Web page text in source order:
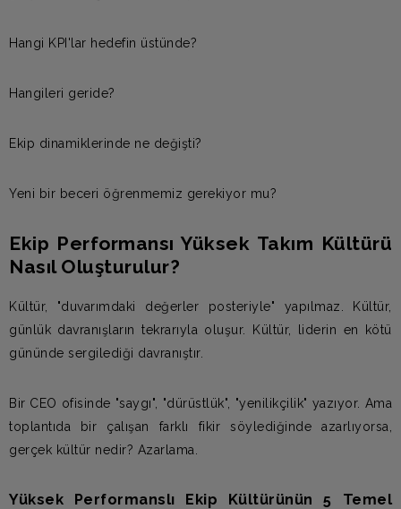
Hangi KPI'lar hedefin üstünde?
Hangileri geride?
Ekip dinamiklerinde ne değişti?
Yeni bir beceri öğrenmemiz gerekiyor mu?
Ekip Performansı Yüksek Takım Kültürü
Nasıl Oluşturulur?
Kültür, "duvarımdaki değerler posteriyle" yapılmaz. Kültür,
günlük davranışların tekrarıyla oluşur. Kültür, liderin en kötü
gününde sergilediği davranıştır.
Bir CEO ofisinde "saygı", "dürüstlük", "yenilikçilik" yazıyor. Ama
toplantıda bir çalışan farklı fikir söylediğinde azarlıyorsa,
gerçek kültür nedir? Azarlama.
Yüksek Performanslı Ekip Kültürünün 5 Temel